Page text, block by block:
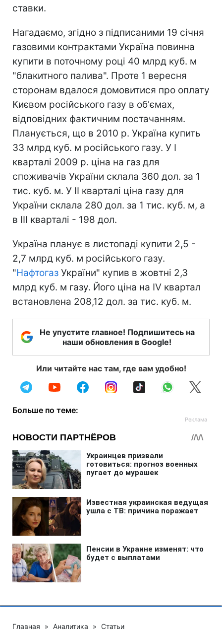
ставки.
Нагадаємо, згідно з підписаними 19 січня
газовими контрактами Україна повинна
купити в поточному році 40 млрд куб. м
"блакитного палива". Проте 1 вересня
сторонам вдалося домовитися про оплату
Києвом російського газу в об'ємах,
відповідних фактичним постачанням.
Планується, що в 2010 р. Україна купить
33 млрд куб. м російського газу. У I
кварталі 2009 р. ціна на газ для
споживачів України склала 360 дол. за 1
тис. куб. м. У II кварталі ціна газу для
України склала 280 дол. за 1 тис. куб. м, а
в III кварталі - 198 дол.
Україна планує в листопаді купити 2,5 -
2,7 млрд куб. м російського газу.
"Нафтогаз України" купив в жовтні 2,3
млрд куб. м газу. Його ціна на IV квартал
встановлена 208,12 дол. за тис. куб. м.
Не упустите главное! Подпишитесь на
наши обновления в Google!
Или читайте нас там, где вам удобно!
Больше по теме:
Главная » Аналитика » Статьи